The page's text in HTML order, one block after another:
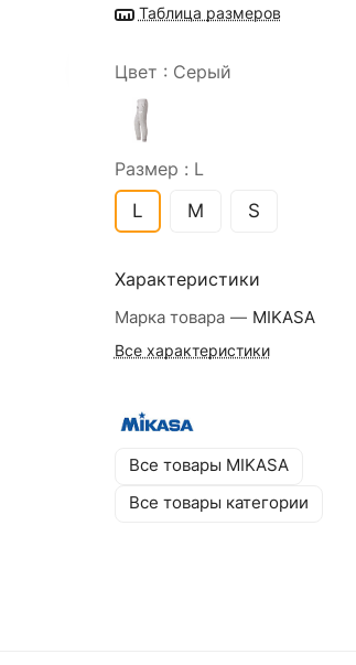
Таблица размеров
Цвет : Серый
Размер : L
L M S
Характеристики
Марка товара — MIKASA
Все характеристики
Все товары MIKASA
Все товары категории